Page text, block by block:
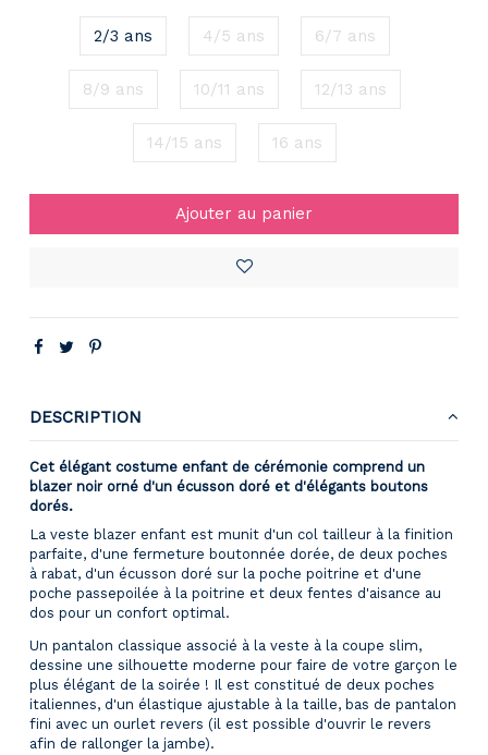
2/3 ans 4/5 ans 6/7 ans
8/9 ans 10/11 ans 12/13 ans
14/15 ans 16 ans
Ajouter au panier
DESCRIPTION
Cet élégant costume enfant de cérémonie comprend un
blazer noir orné d'un écusson doré et d'élégants boutons
dorés.
La veste blazer enfant est munit d'un col tailleur à la finition
parfaite, d'une fermeture boutonnée dorée, de deux poches
à rabat, d'un écusson doré sur la poche poitrine et d'une
poche passepoilée à la poitrine et deux fentes d'aisance au
dos pour un confort optimal.
Un pantalon classique associé à la veste à la coupe slim,
dessine une silhouette moderne pour faire de votre garçon le
plus élégant de la soirée ! Il est constitué de deux poches
italiennes, d'un élastique ajustable à la taille, bas de pantalon
fini avec un ourlet revers (il est possible d'ouvrir le revers
afin de rallonger la jambe).